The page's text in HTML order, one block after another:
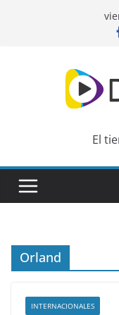
El
Orland
INTERNACIONALES